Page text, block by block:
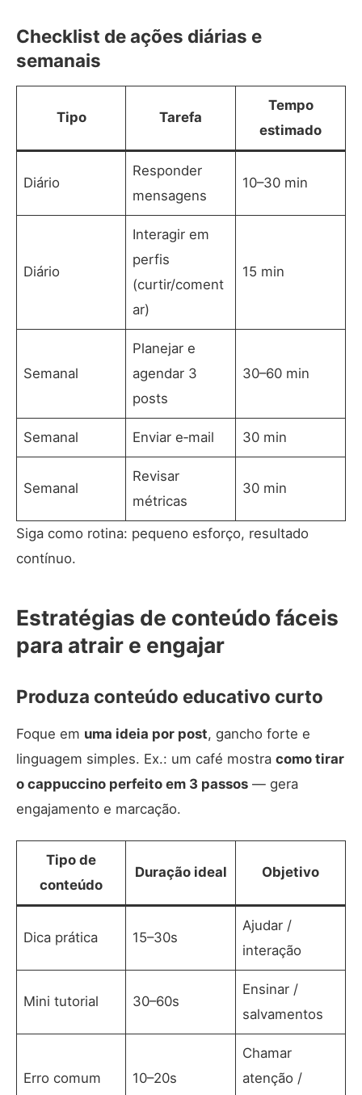
Checklist de ações diárias e
semanais
Tipo Tarefa
Tempo
estimado
Diário
Responder
mensagens
10–30 min
Diário
Interagir em
perfis
(curtir/coment
ar)
15 min
Semanal
Planejar e
agendar 3
posts
30–60 min
Semanal Enviar e‑mail 30 min
Semanal
Revisar
métricas
30 min
Siga como rotina: pequeno esforço, resultado
contínuo.
Estratégias de conteúdo fáceis
para atrair e engajar
Produza conteúdo educativo curto
Foque em uma ideia por post, gancho forte e
linguagem simples. Ex.: um café mostra como tirar
o cappuccino perfeito em 3 passos — gera
engajamento e marcação.
Tipo de
conteúdo
Duração ideal Objetivo
Dica prática 15–30s
Ajudar /
interação
Mini tutorial 30–60s
Ensinar /
salvamentos
Erro comum 10–20s
Chamar
atenção /